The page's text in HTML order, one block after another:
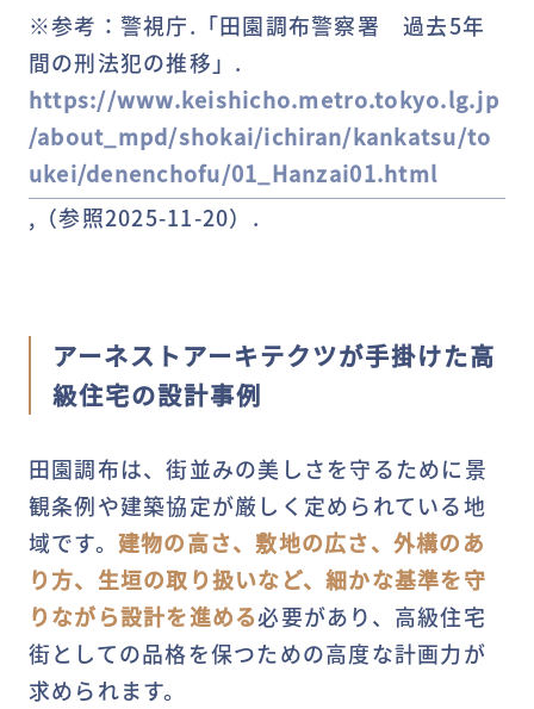
※参考：警視庁.「田園調布警察署 過去5年
間の刑法犯の推移」.
https://www.keishicho.metro.tokyo.lg.jp
/about_mpd/shokai/ichiran/kankatsu/to
ukei/denenchofu/01_Hanzai01.html
,（参照2025-11-20）.
アーネストアーキテクツが手掛けた高
級住宅の設計事例
田園調布は、街並みの美しさを守るために景
観条例や建築協定が厳しく定められている地
域です。 建物の高さ、敷地の広さ、外構のあ
り方、生垣の取り扱いなど、細かな基準を守
りながら設計を進める必要があり、高級住宅
街としての品格を保つための高度な計画力が
求められます。